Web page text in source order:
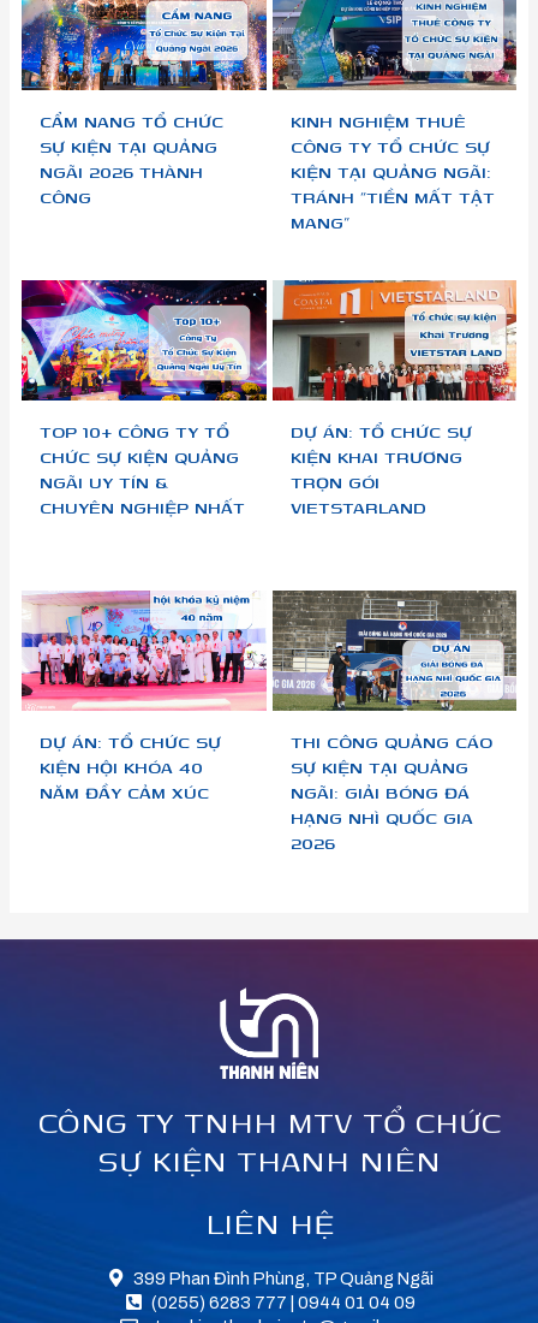
CẨM NANG TỔ CHỨC
SỰ KIỆN TẠI QUẢNG
NGÃI 2026 THÀNH
CÔNG
KINH NGHIỆM THUÊ
CÔNG TY TỔ CHỨC SỰ
KIỆN TẠI QUẢNG NGÃI:
TRÁNH “TIỀN MẤT TẬT
MANG”
TOP 10+ CÔNG TY TỔ
CHỨC SỰ KIỆN QUẢNG
NGÃI UY TÍN &
CHUYÊN NGHIỆP NHẤT
DỰ ÁN: TỔ CHỨC SỰ
KIỆN KHAI TRƯƠNG
TRỌN GÓI
VIETSTARLAND
DỰ ÁN: TỔ CHỨC SỰ
KIỆN HỘI KHÓA 40
NĂM ĐẦY CẢM XÚC
THI CÔNG QUẢNG CÁO
SỰ KIỆN TẠI QUẢNG
NGÃI: GIẢI BÓNG ĐÁ
HẠNG NHÌ QUỐC GIA
2026
CÔNG TY TNHH MTV TỔ CHỨC
SỰ KIỆN THANH NIÊN
LIÊN HỆ
399 Phan Đình Phùng, TP Quảng Ngãi
(0255) 6283 777 | 0944 01 04 09